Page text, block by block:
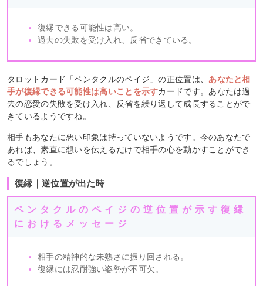
復縁できる可能性は高い。
過去の失敗を受け入れ、反省できている。
タロットカード「ペンタクルのペイジ」の正位置は、 あなたと相
手が復縁できる可能性は高いことを示すカードです。あなたは過
去の恋愛の失敗を受け入れ、反省を繰り返して成長することがで
きているようですね。
相手もあなたに悪い印象は持っていないようです。今のあなたで
あれば、素直に想いを伝えるだけで相手の心を動かすことができ
るでしょう。
復縁｜逆位置が出た時
ペンタクルのペイジの逆位置が示す復縁
におけるメッセージ
相手の精神的な未熟さに振り回される。
復縁には忍耐強い姿勢が不可欠。